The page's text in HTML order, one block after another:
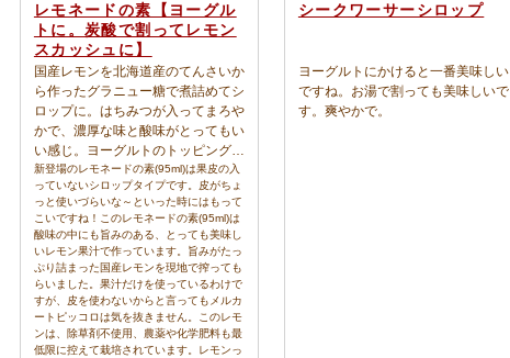
レモネードの素【ヨーグル
トに。炭酸で割ってレモン
スカッシュに】
国産レモンを北海道産のてんさいか
ら作ったグラニュー糖で煮詰めてシ
ロップに。はちみつが入ってまろや
かで、濃厚な味と酸味がとってもい
い感じ。ヨーグルトのトッピングに
最高です。ホットケーキのソースに
も。炭酸で割ってドリンクにもいい
ですね。ヨーグルトにキャラメルシ
ロップをかけておいて、その上から
レモネードの素をかけながらお召し
上がりいただくとこれはとってもお
いしいです！ You Tubeにも動画で
紹介していいます。ぜひアクセスし
てみてください。
https://www.youtube.com/watch?
新登場のレモネードの素(95ml)は果皮の入
っていないシロップタイプです。皮がちょ
っと使いづらいな～といった時にはもって
こいですね！このレモネードの素(95ml)は
酸味の中にも旨みのある、とっても美味し
いレモン果汁で作っています。旨みがたっ
ぷり詰まった国産レモンを現地で搾っても
らいました。果汁だけを使っているわけで
すが、皮を使わないからと言ってもメルカ
ートピッコロは気を抜きません。このレモ
ンは、除草剤不使用、農薬や化学肥料も最
低限に控えて栽培されています。レモンっ
シークワーサーシロップ
ヨーグルトにかけると一番美味しい
ですね。お湯で割っても美味しいで
す。爽やかで。